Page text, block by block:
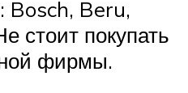
Beru,
стоит покупать
фирмы.